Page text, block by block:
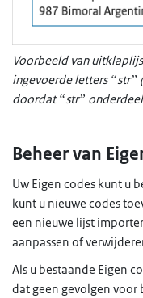
Voorbeeld van
ingevoerde letters “str”
doordat “str”
Beheer van
Uw Eigen codes kunt u
kunt u nieuwe codes
een nieuwe lijst
aanpassen of
Als u bestaande Eigen
dat geen gevolgen voor